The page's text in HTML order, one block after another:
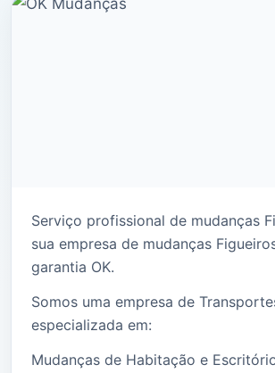
Serviço profissional de mudanças
sua empresa de mudanças
garantia OK.
Somos uma empresa de
especializada em:
Mudanças de Habitação e